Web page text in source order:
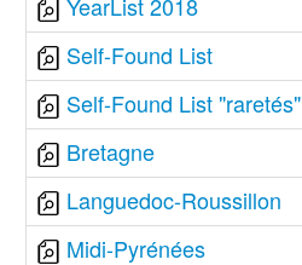
Self-Found List
Self-Found List "raretés"
Bretagne
Languedoc-Roussillon
Midi-Pyrénées